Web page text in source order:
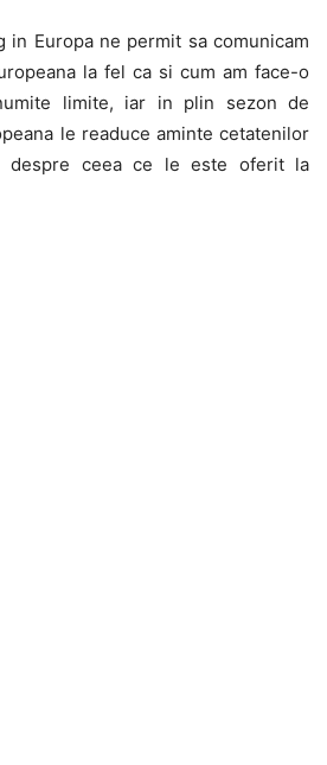
in Europa ne permit sa comunicam
la fel ca si cum am face-o
limite, iar in plin sezon de
le readuce aminte cetatenilor
despre ceea ce le este oferit la